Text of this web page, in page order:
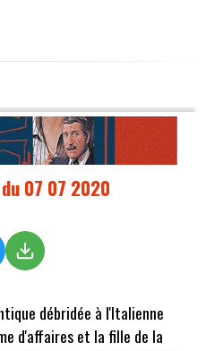
07 07 2020
débridée à l'Italienne
d'affaires et la fille de la